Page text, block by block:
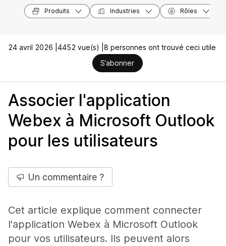
Produits Industries Rôles
24 avril 2026 | 4452 vue(s) | 8 personnes ont trouvé ceci utile
S’abonner
Associer l'application
Webex à Microsoft Outlook
pour les utilisateurs
Un commentaire ?
Cet article explique comment connecter
l'application Webex à Microsoft Outlook
pour vos utilisateurs. Ils peuvent alors